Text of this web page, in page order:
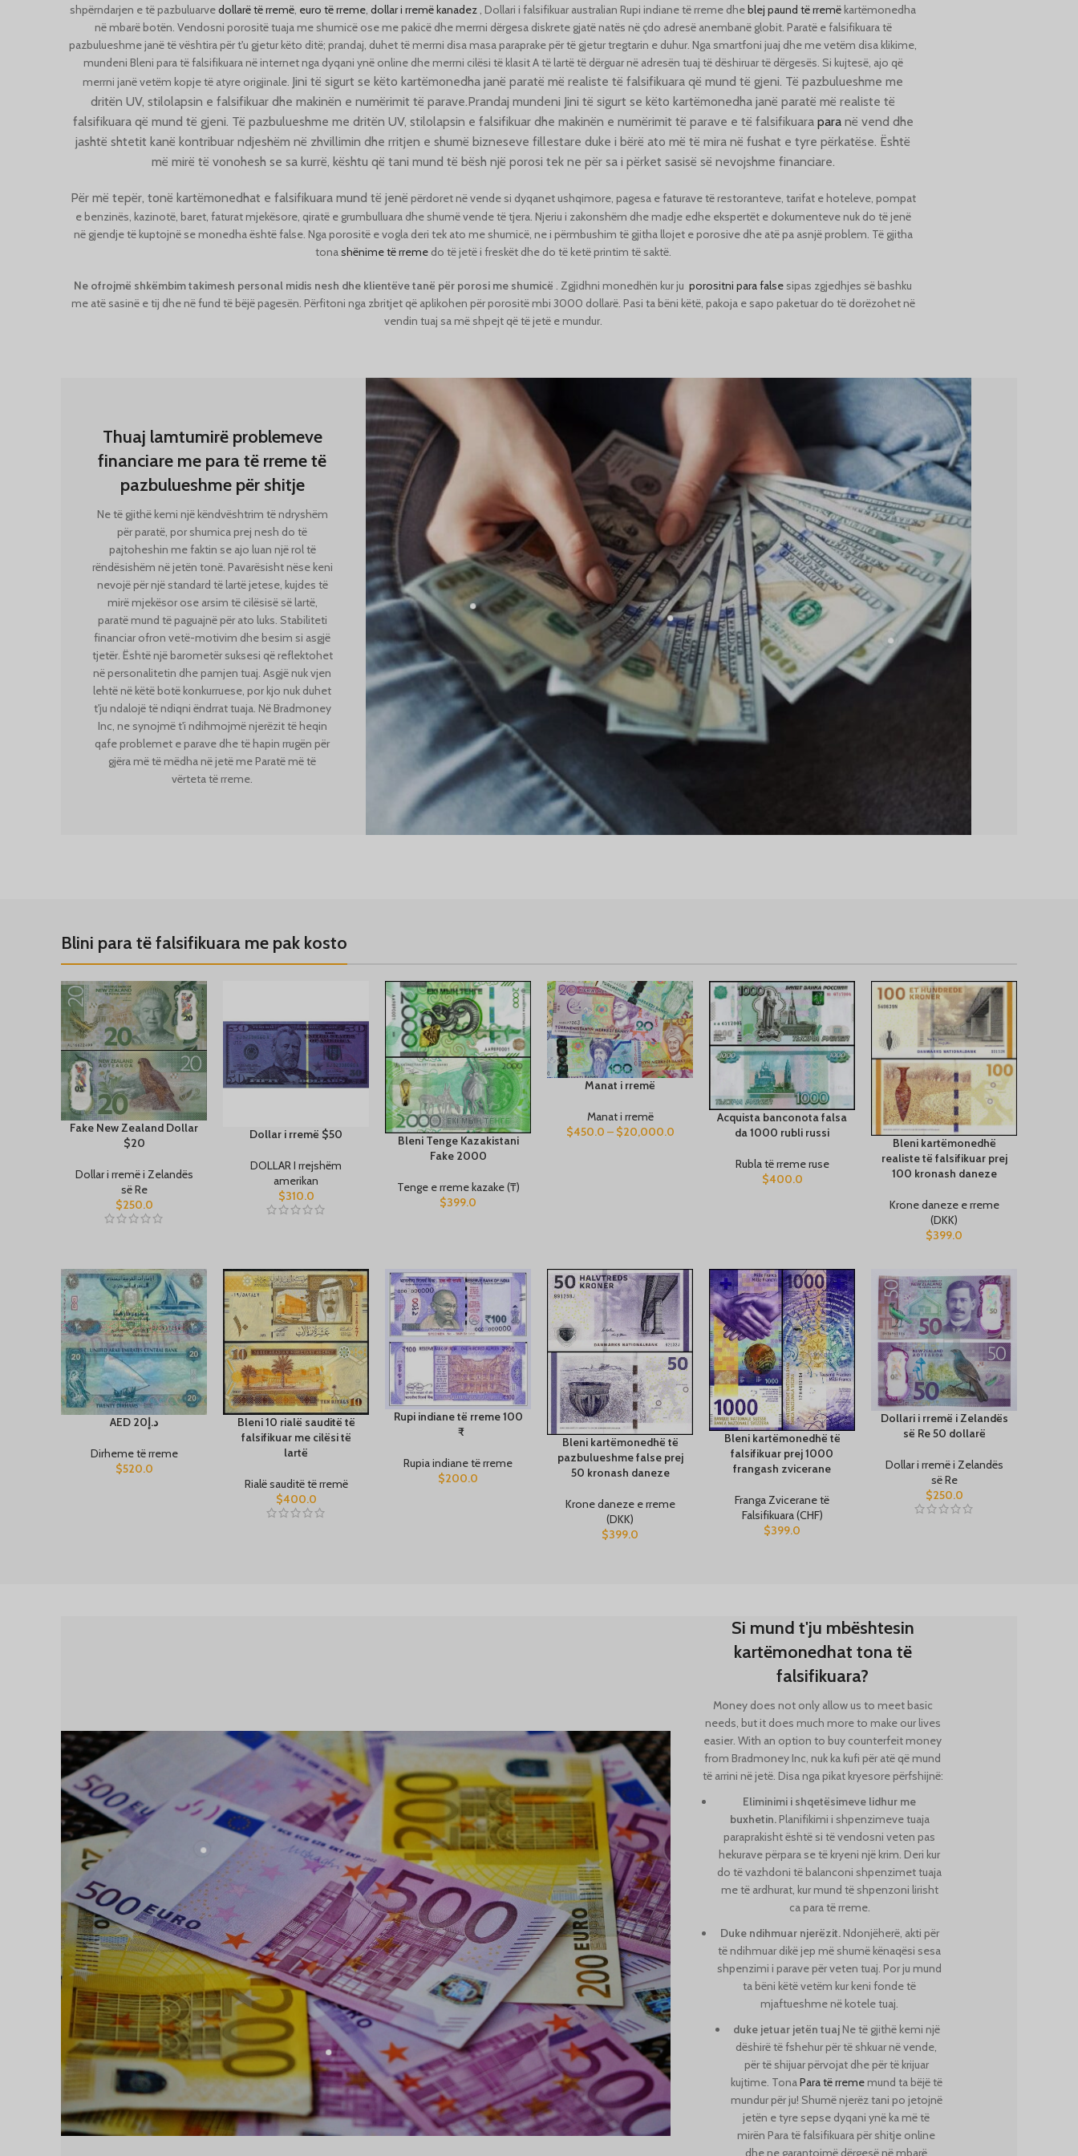
shpërndarjen e të pazbuluarvedollarë të rremë, euro të rreme,dollar i rremë kanadez,Dollari i falsifikuar australianRupi indiane të rreme dheblej paund të rremëkartëmonedha
në mbarë botën. Vendosni porositë tuaja me shumicë ose me pakicë dhe merrni dërgesa diskrete gjatë natës në çdo adresë anembanë globit. Paratë e falsifikuara të
pazbulueshme janë të vështira për t'u gjetur këto ditë; prandaj, duhet të merrni disa masa paraprake për të gjetur tregtarin e duhur. Nga smartfoni juaj dhe me vetëm disa klikime,
mundeni Bleni para të falsifikuara në internet nga dyqani ynë online dhe merrni cilësi të klasit A ​​të lartë të dërguar në adresën tuaj të dëshiruar të dërgesës. Si kujtesë, ajo që
merrni janë vetëm kopje të atyre origjinale. Jini të sigurt se këto kartëmonedha janë paratë më realiste të falsifikuara që mund të gjeni. Të pazbulueshme me
dritën UV, stilolapsin e falsifikuar dhe makinën e numërimit të parave.Prandaj mundeni Jini të sigurt se këto kartëmonedha janë paratë më realiste të
falsifikuara që mund të gjeni. Të pazbulueshme me dritën UV, stilolapsin e falsifikuar dhe makinën e numërimit të parave e të falsifikuara paranë vend dhe
jashtë shtetit kanë kontribuar ndjeshëm në zhvillimin dhe rritjen e shumë bizneseve fillestare duke i bërë ato më të mira në fushat e tyre përkatëse. Është
më mirë të vonohesh se sa kurrë, kështu që tani mund të bësh një porosi tek ne për sa i përket sasisë së nevojshme financiare.
Për më tepër, tonë kartëmonedhat e falsifikuara mund të jenë përdoret në vende si dyqanet ushqimore, pagesa e faturave të restoranteve, tarifat e hoteleve, pompat
e benzinës, kazinotë, baret, faturat mjekësore, qiratë e grumbulluara dhe shumë vende të tjera. Njeriu i zakonshëm dhe madje edhe ekspertët e dokumenteve nuk do të jenë
në gjendje të kuptojnë se monedha është false. Nga porositë e vogla deri tek ato me shumicë, ne i përmbushim të gjitha llojet e porosive dhe atë pa asnjë problem. Të gjitha
tonashënime të rremedo të jetë i freskët dhe do të ketë printim të saktë.
Ne ofrojmë shkëmbim takimesh personal midis nesh dhe klientëve tanë për porosi me shumicë. Zgjidhni monedhën kur juporositni para false sipas zgjedhjes së bashku
me atë sasinë e tij dhe në fund të bëjë pagesën. Përfitoni nga zbritjet që aplikohen për porositë mbi 3000 dollarë. Pasi ta bëni këtë, pakoja e sapo paketuar do të dorëzohet në
vendin tuaj sa më shpejt që të jetë e mundur.
Thuaj lamtumirë problemeve
financiare me para të rreme të
pazbulueshme për shitje
Ne të gjithë kemi një këndvështrim të ndryshëm
për paratë, por shumica prej nesh do të
pajtoheshin me faktin se ajo luan një rol të
rëndësishëm në jetën tonë. Pavarësisht nëse keni
nevojë për një standard të lartë jetese, kujdes të
mirë mjekësor ose arsim të cilësisë së lartë,
paratë mund të paguajnë për ato luks. Stabiliteti
financiar ofron vetë-motivim dhe besim si asgjë
tjetër. Është një barometër suksesi që reflektohet
në personalitetin dhe pamjen tuaj. Asgjë nuk vjen
lehtë në këtë botë konkurruese, por kjo nuk duhet
t'ju ndalojë të ndiqni ëndrrat tuaja. Në Bradmoney
Inc, ne synojmë t'i ndihmojmë njerëzit të heqin
qafe problemet e parave dhe të hapin rrugën për
gjëra më të mëdha në jetë meParatë më të
vërteta të rreme.
Blini para të falsifikuara me pak kosto
Fake New Zealand Dollar
$20
Dollar i rremë i Zelandës
së Re
$250.0
Dollar i rremë $50
DOLLAR I rrejshëm
amerikan
$310.0
Bleni Tenge Kazakistani
Fake 2000
Tenge e rreme kazake (₸)
$399.0
Manat i rremë
Manat i rremë
$450.0 – $20,000.0
Acquista banconota falsa
da 1000 rubli russi
Rubla të rreme ruse
$400.0
Bleni kartëmonedhë
realiste të falsifikuar prej
100 kronash daneze
Krone daneze e rreme
(DKK)
$399.0
AED د.إ20
Dirheme të rreme
$520.0
Bleni 10 rialë sauditë të
falsifikuar me cilësi të
lartë
Rialë sauditë të rremë
$400.0
Rupi indiane të rreme 100
Rupia indiane të rreme
$200.0
Bleni kartëmonedhë të
pazbulueshme false prej
50 kronash daneze
Krone daneze e rreme
(DKK)
$399.0
Bleni kartëmonedhë të
falsifikuar prej 1000
frangash zvicerane
Franga Zvicerane të
Falsifikuara (CHF)
$399.0
Dollari i rremë i Zelandës
së Re 50 dollarë
Dollar i rremë i Zelandës
së Re
$250.0
Si mund t'ju mbështesin
kartëmonedhat tona të
falsifikuara?
Money does not only allow us to meet basic
needs, but it does much more to make our lives
easier. With an option to buy counterfeit money
fromBradmoney Inc, nuk ka kufi për atë që mund
të arrini në jetë. Disa nga pikat kryesore përfshijnë:
Eliminimi i shqetësimeve lidhur me
buxhetin.Planifikimi i shpenzimeve tuaja
paraprakisht është si të vendosni veten pas
hekurave përpara se të kryeni një krim. Deri kur
do të vazhdoni të balanconi shpenzimet tuaja
me të ardhurat, kur mund të shpenzoni lirisht
ca para të rreme.
Duke ndihmuar njerëzit.Ndonjëherë, akti për
të ndihmuar dikë jep më shumë kënaqësi sesa
shpenzimi i parave për veten tuaj. Por ju mund
ta bëni këtë vetëm kur keni fonde të
mjaftueshme në kotele tuaj.
duke jetuar jetën tuajNe të gjithë kemi një
dëshirë të fshehur për të shkuar në vende,
për të shijuar përvojat dhe për të krijuar
kujtime. TonaPara të rrememund ta bëjë të
mundur për ju! Shumë njerëz tani po jetojnë
jetën e tyre sepse dyqani ynë ka më të
mirënPara të falsifikuara për shitje online
dhe ne garantojmë dërgesë në mbarë
Français du Canada
Deutsch (Schweiz)
Қазақ тілі
Azərbaycan dili
Norsk bokmål